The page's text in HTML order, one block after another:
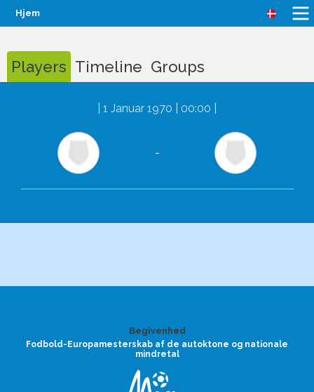
Hjem
Players Timeline Groups
1 Januar 1970 | 00:00
-
Begivenhed
Fodbold-Europamesterskab af de autoktone og nationale
mindretal